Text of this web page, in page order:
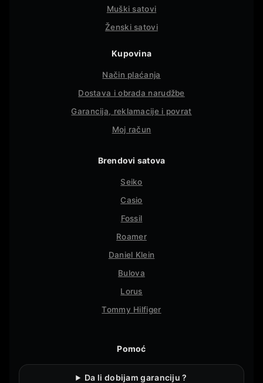
Muški satovi
Ženski satovi
Kupovina
Način plaćanja
Dostava i obrada narudžbe
Garancija, reklamacije i povrat
Moj račun
Brendovi satova
Seiko
Casio
Fossil
Roamer
Daniel Klein
Bulova
Lorus
Tommy Hilfiger
Pomoć
Da li dobijam garanciju ?